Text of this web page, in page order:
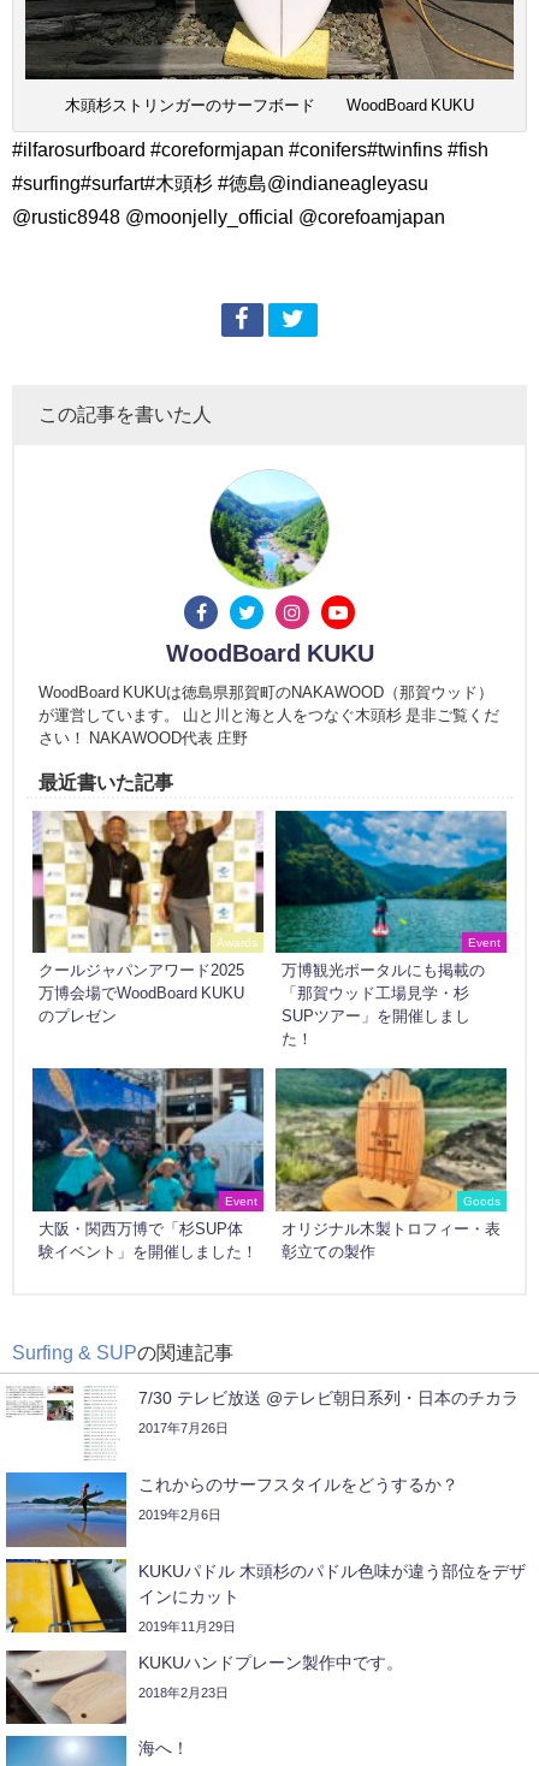
木頭杉ストリンガーのサーフボード WoodBoard KUKU
#ilfarosurfboard #coreformjapan #conifers#twinfins #fish
#surfing#surfart#木頭杉 #徳島@indianeagleyasu
@rustic8948 @moonjelly_official @corefoamjapan
この記事を書いた人
WoodBoard KUKU
WoodBoard KUKUは徳島県那賀町のNAKAWOOD（那賀ウッド）
が運営しています。 山と川と海と人をつなぐ木頭杉 是非ご覧くだ
さい！ NAKAWOOD代表 庄野
最近書いた記事
Awards
クールジャパンアワード2025
万博会場でWoodBoard KUKU
のプレゼン
Event
万博観光ポータルにも掲載の
「那賀ウッド工場見学・杉
SUPツアー」を開催しまし
た！
Event
大阪・関西万博で「杉SUP体
験イベント」を開催しました！
Goods
オリジナル木製トロフィー・表
彰立ての製作
Surfing & SUPの関連記事
7/30 テレビ放送 @テレビ朝日系列・日本のチカラ
2017年7月26日
これからのサーフスタイルをどうするか？
2019年2月6日
KUKUパドル 木頭杉のパドル色味が違う部位をデザ
インにカット
2019年11月29日
KUKUハンドプレーン製作中です。
2018年2月23日
海へ！